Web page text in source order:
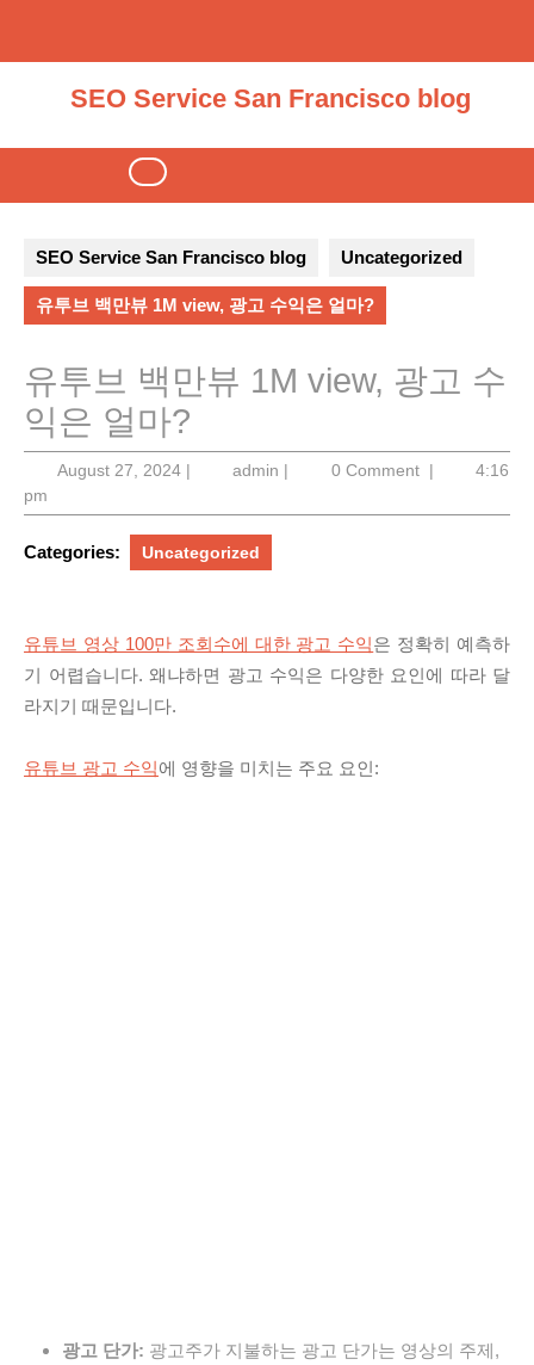
content
SEO Service San Francisco blog
Open
SEO Service San Francisco blog Uncategorized
유투브 백만뷰 1M view, 광고 수익은 얼마?
유투브 백만뷰 1M view, 광고 수
익은 얼마?
August 27, 2024August
2024
| admin admin
| 0 Comment |
4:16
pm
Categories: Uncategorized
유튜브 영상 100만 조회수에 대한 광고 수익은 정확히 예측하
기 어렵습니다. 왜냐하면 광고 수익은 다양한 요인에 따라 달
라지기 때문입니다.
유튜브 광고 수익에 영향을 미치는 주요 요인:
광고 단가: 광고주가 지불하는 광고 단가는 영상의 주제,